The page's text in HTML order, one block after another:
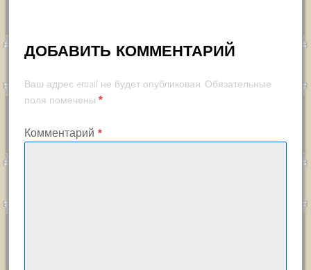
ДОБАВИТЬ КОММЕНТАРИЙ
Ваш адрес email не будет опубликован. Обязательные
поля помечены *
Комментарий *